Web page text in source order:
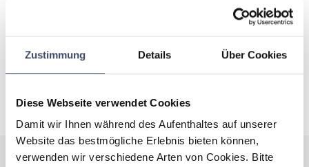
Zustimmung Details Über Cookies
Diese Webseite verwendet Cookies
Damit wir Ihnen während des Aufenthaltes auf unserer
Website das bestmögliche Erlebnis bieten können,
verwenden wir verschiedene Arten von Cookies. Bitte
Tagen, lässt sich manchmal trotz aller Bemühungen keine
Betreuung organisieren. In solchen Fällen ist es eine große
mitnehmen kann, sofern dieser dafür auch geeignet ist. Vorher
sollte betriebsintern abgeklärt werden, ob dies aus
dafür gegeben sein sollten.